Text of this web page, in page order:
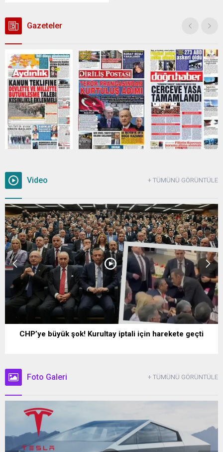
Gazeteler
Video + TÜMÜNÜ GÖRÜNTÜLE
CHP’ye büyük şok! Kurultay iptali için harekete geçti
Foto Galeri + TÜMÜNÜ GÖRÜNTÜLE